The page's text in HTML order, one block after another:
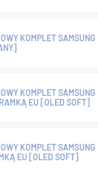
KOMPLET SAMSUNG
KOMPLET SAMSUNG
EU [OLED SOFT]
KOMPLET SAMSUNG
EU [OLED SOFT]